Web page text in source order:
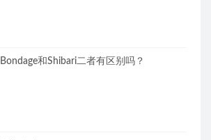
Bondage和Shibari二者有区别吗？